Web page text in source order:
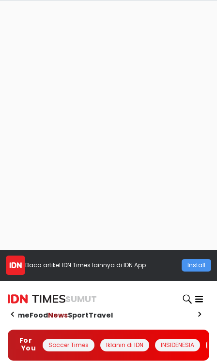
Baca artikel IDN Times lainnya di IDN App Install
SUMUT
HomeFoodNewsSportTravel
For
You
Soccer Times Iklanin di IDN INSIDENESIA